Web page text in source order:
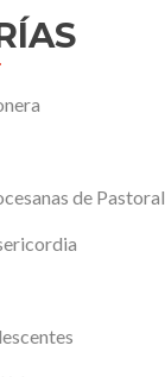
de Pastoral